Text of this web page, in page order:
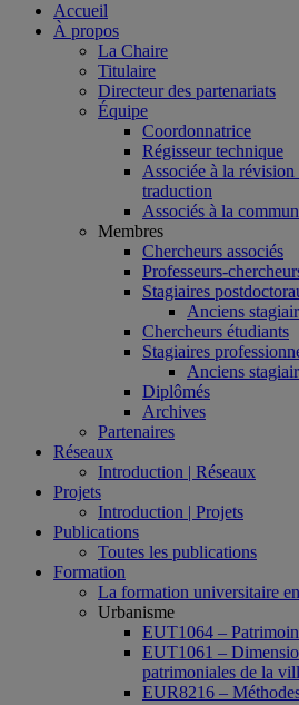
Accueil
À propos
La Chaire
Titulaire
Directeur des partenariats
Équipe
Coordonnatrice
Régisseur technique
Associée à la
traduction
Associés à la
Membres
Chercheurs associés
Professeurs-
Stagiaires
Anciens
Chercheurs étudiants
Stagiaires
Anciens
Diplômés
Archives
Partenaires
Réseaux
Introduction | Réseaux
Projets
Introduction | Projets
Publications
Toutes les publications
Formation
La formation universitaire
Urbanisme
EUT1064 –
EUT1061 –
patrimoniales de la
EUR8216 –